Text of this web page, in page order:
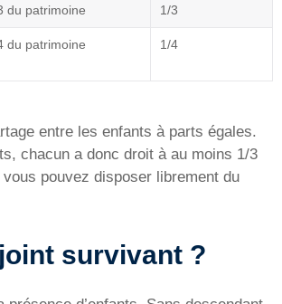
du patrimoine 1/3
du patrimoine 1/4
entre les enfants à parts égales.
chacun a donc droit à au moins 1/3
pouvez disposer librement du
survivant ?